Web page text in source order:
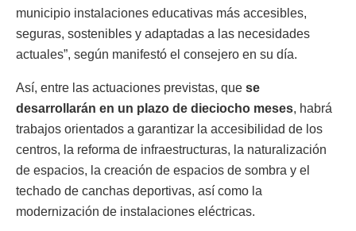
municipio instalaciones educativas más accesibles,
seguras, sostenibles y adaptadas a las necesidades
actuales”, según manifestó el consejero en su día.
Así, entre las actuaciones previstas, que se
desarrollarán en un plazo de dieciocho meses, habrá
trabajos orientados a garantizar la accesibilidad de los
centros, la reforma de infraestructuras, la naturalización
de espacios, la creación de espacios de sombra y el
techado de canchas deportivas, así como la
modernización de instalaciones eléctricas.